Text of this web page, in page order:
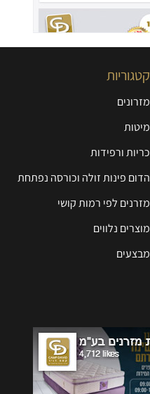
קטגוריות
מזרונים
מיטות
כריות ורפידות
הדום פינות זולה וכורסה נפתחת
מזרנים לפי רמות קושי
מוצרים נלווים
מבצעים